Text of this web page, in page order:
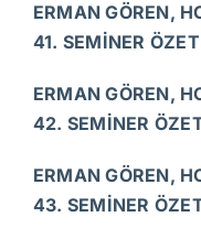
ERMAN GÖREN,
41. SEMİNER
ERMAN GÖREN,
42. SEMİNER
ERMAN GÖREN,
43. SEMİNER